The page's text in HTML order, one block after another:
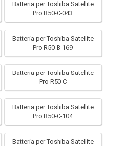
Batteria per Toshiba Satellite
Pro R50-C-043
Batteria per Toshiba Satellite
Pro R50-B-169
Batteria per Toshiba Satellite
Pro R50-C
Batteria per Toshiba Satellite
Pro R50-C-104
Batteria per Toshiba Satellite